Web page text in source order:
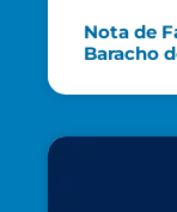
Nota de
Baracho